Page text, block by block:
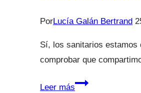
PorLucía Galán Bertrand
Sí, los sanitarios estamos
comprobar que
Leer másLos